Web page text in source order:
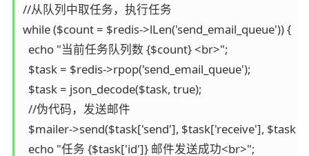
//从队列中取任务，执行任务
while ($count = $redis->lLen('send_email_queue')) {
  echo "当前任务队列数 {$count} <br>";
  $task = $redis->rpop('send_email_queue');
  $task = json_decode($task, true);
  //伪代码，发送邮件
$mailer->send($task['send'], $task['receive'],
  echo "任务 {$task['id']} 邮件发送成功<br>";